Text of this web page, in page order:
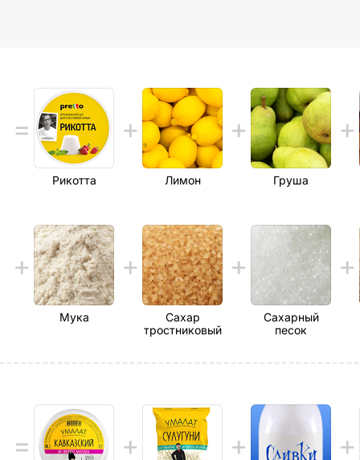
Рикотта Лимон Груша
Мука
Сахар
тростниковый
Сахарный
песок